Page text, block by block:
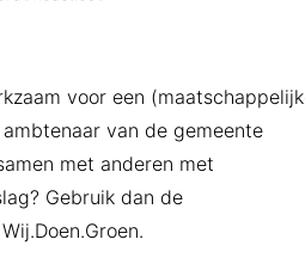
voor een
van de gemeente
met anderen met
Gebruik dan de